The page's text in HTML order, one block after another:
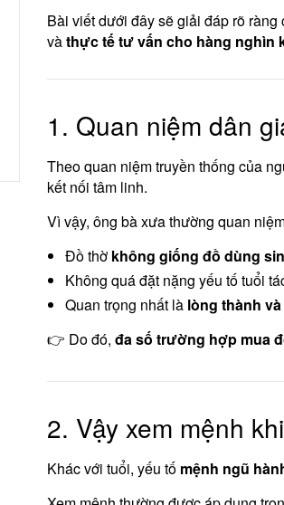
Bài viết dưới đây sẽ giải đáp rõ ràng
vàthực tế tư vấn cho hàng nghìn
1. Quan niệm dân
Theo quan niệm truyền thống của
kết nối tâm linh.
Vì vậy, ông bà xưa thường quan
Đồ thờ không giống đồ dùng
Không quá đặt nặng yếu tố tuổi
Quan trọng nhất là lòng thành
👉 Do đó, đa số trường hợp mua
2. Vậy xem mệnh
Khác với tuổi, yếu tố mệnh ngũ